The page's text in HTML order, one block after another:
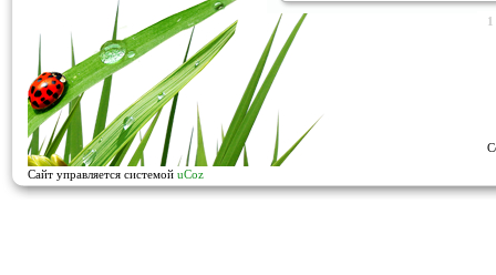
1
Сайт управляется системой uCoz